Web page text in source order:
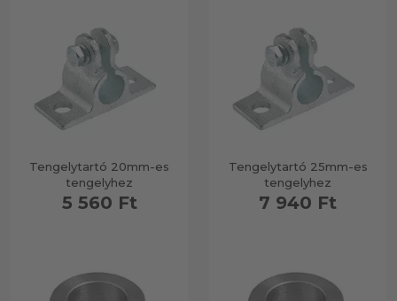
Tengelytartó 20mm-es
tengelyhez
5 560 Ft
Tengelytartó 25mm-es
tengelyhez
7 940 Ft